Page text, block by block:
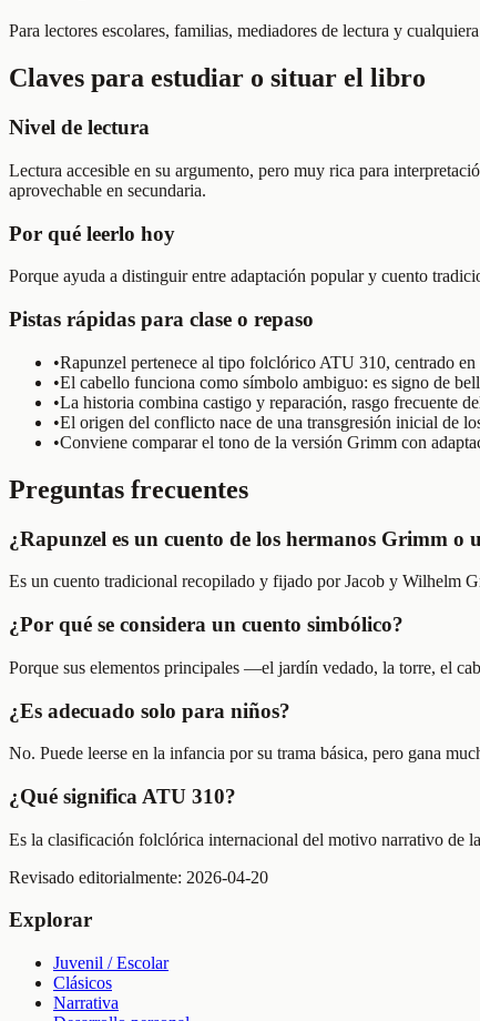
Para lectores escolares, familias, mediadores de lectura y
Claves para estudiar o situar el libro
Nivel de lectura
Lectura accesible en su argumento, pero muy rica para
aprovechable en secundaria.
Por qué leerlo hoy
Porque ayuda a distinguir entre adaptación popular y cuento
Pistas rápidas para clase o repaso
•Rapunzel pertenece al tipo folclórico ATU 310, centrado
•El cabello funciona como símbolo ambiguo: es signo de
•La historia combina castigo y reparación, rasgo frecuente
•El origen del conflicto nace de una transgresión inicial de
•Conviene comparar el tono de la versión Grimm con
Preguntas frecuentes
¿Rapunzel es un cuento de los hermanos Grimm o
Es un cuento tradicional recopilado y fijado por Jacob y Wilhelm
¿Por qué se considera un cuento simbólico?
Porque sus elementos principales —el jardín vedado, la torre, el
¿Es adecuado solo para niños?
No. Puede leerse en la infancia por su trama básica, pero gana
¿Qué significa ATU 310?
Es la clasificación folclórica internacional del motivo narrativo de
Revisado editorialmente: 2026-04-20
Explorar
Juvenil / Escolar
Clásicos
Narrativa